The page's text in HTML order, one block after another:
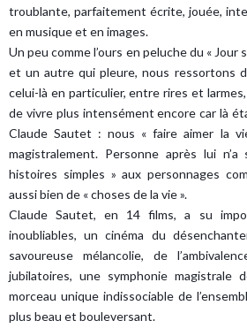
troublante, parfaitement écrite, jouée,
en musique et en images.
Un peu comme l’ours en peluche du « Jour
et un autre qui pleure, nous ressortons
celui-là en particulier, entre rires et
de vivre plus intensément encore car là
Claude Sautet : nous « faire aimer la
magistralement. Personne après lui
histoires simples » aux personnages
aussi bien de « choses de la vie ».
Claude Sautet, en 14 films, a su
inoubliables, un cinéma du
savoureuse mélancolie, de
jubilatoires, une symphonie magistrale
morceau unique indissociable de
plus beau et bouleversant.